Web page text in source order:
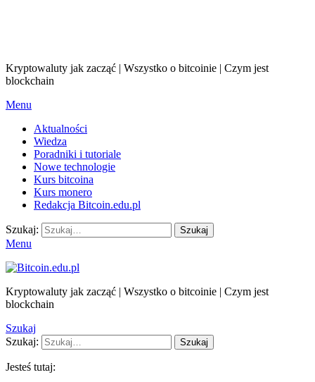
Kryptowaluty jak zacząć | Wszystko o bitcoinie | Czym jest
blockchain
Menu
Aktualności
Wiedza
Poradniki i tutoriale
Nowe technologie
Kurs bitcoina
Kurs monero
Redakcja Bitcoin.edu.pl
Szukaj: Szukaj
Menu
Kryptowaluty jak zacząć | Wszystko o bitcoinie | Czym jest
blockchain
Szukaj
Szukaj:
Szukaj
Jesteś tutaj: